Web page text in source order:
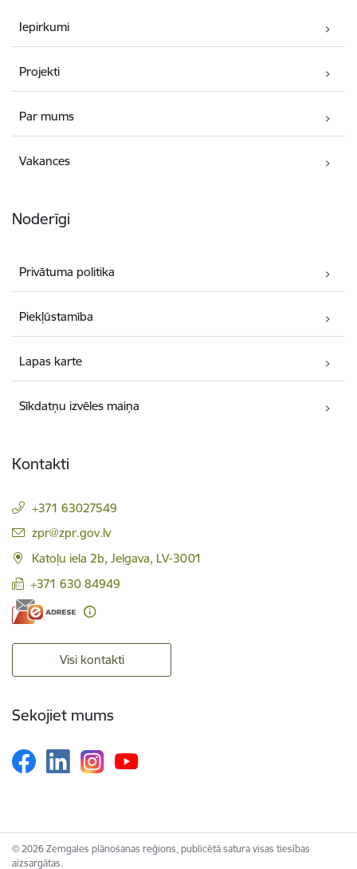
Iepirkumi
Projekti
Par mums
Vakances
Noderīgi
Privātuma politika
Piekļūstamība
Lapas karte
Sīkdatņu izvēles maiņa
Kontakti
+371 63027549
E-pasts:
zpr@zpr.gov.lv
Katoļu iela 2b, Jelgava, LV-3001
+371 630 84949
Visi kontakti
Sekojiet mums
© 2026 Zemgales plānošanas reģions, publicētā satura visas tiesības
aizsargātas.